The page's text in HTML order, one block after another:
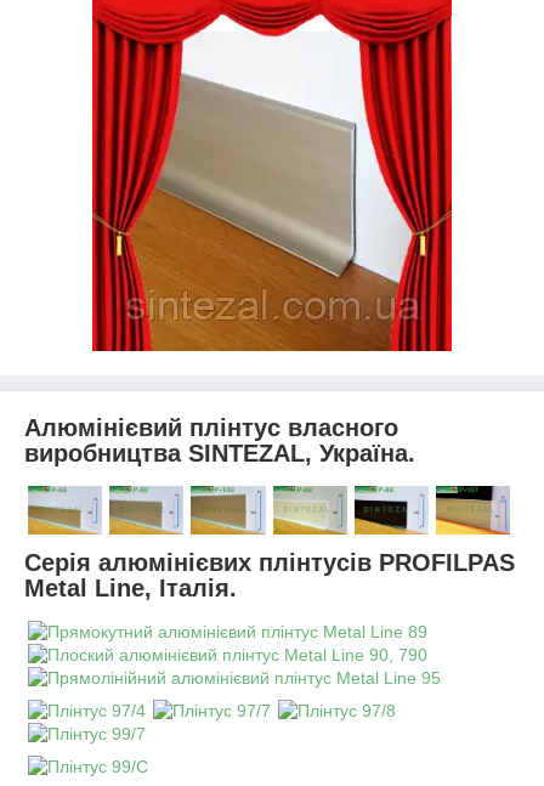
Алюмінієвий плінтус власного
виробництва SINTEZAL, Україна.
Серія алюмінієвих плінтусів PROFILPAS
Metal Line, Італія.